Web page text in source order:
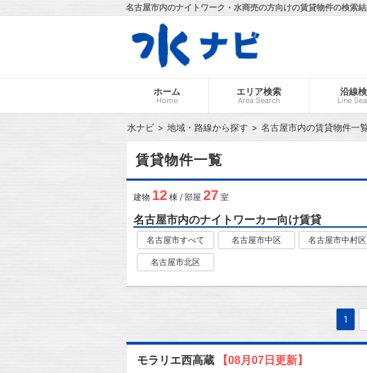
名古屋市内のナイトワーク・水商売の方向けの賃貸物件の検索結
ホーム
Home
エリア検索
Area Search
沿線
Line
水ナビ 地域・路線から探す 名古屋市内の賃貸物件一
賃貸物件一覧
建物 12 棟 / 部屋 27 室
名古屋市内のナイトワーカー向け賃貸
名古屋市すべて 名古屋市中区 名古屋市中村区
名古屋市北区
1
モラリエ西高蔵 【08月07日更新】